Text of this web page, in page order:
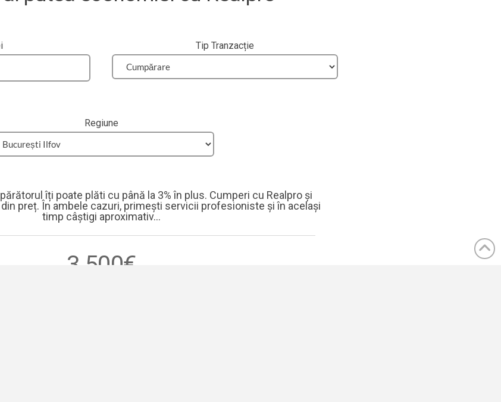
Tip Tranzacție
Regiune
îți poate plăti cu până la 3% în plus. Cumperi cu Realpro și
preț. În ambele cazuri, primești servicii profesioniste și în același
timp câștigi aproximativ...
3.500€